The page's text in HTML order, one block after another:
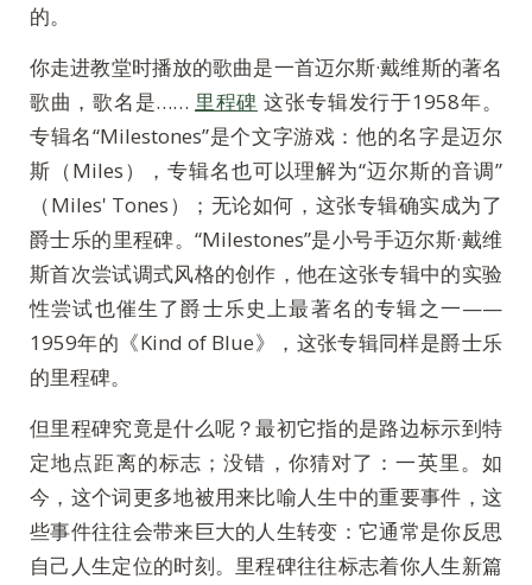
的。
你走进教堂时播放的歌曲是一首迈尔斯·戴维斯的著名
歌曲，歌名是…… 里程碑 这张专辑发行于1958年。
专辑名“Milestones”是个文字游戏：他的名字是迈尔
斯（Miles），专辑名也可以理解为“迈尔斯的音调”
（Miles' Tones）；无论如何，这张专辑确实成为了
爵士乐的里程碑。“Milestones”是小号手迈尔斯·戴维
斯首次尝试调式风格的创作，他在这张专辑中的实验
性尝试也催生了爵士乐史上最著名的专辑之一——
1959年的《Kind of Blue》，这张专辑同样是爵士乐
的里程碑。
但里程碑究竟是什么呢？最初它指的是路边标示到特
定地点距离的标志；没错，你猜对了：一英里。如
今，这个词更多地被用来比喻人生中的重要事件，这
些事件往往会带来巨大的人生转变：它通常是你反思
自己人生定位的时刻。里程碑往往标志着你人生新篇